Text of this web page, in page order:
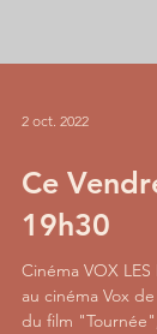
2 oct. 2022
Ce
19h30
Cinéma VOX LES
au cinéma Vox
du film